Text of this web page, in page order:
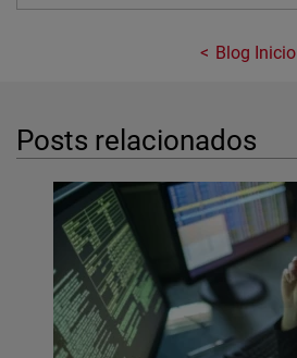
Blog Inicio
Posts relacionados